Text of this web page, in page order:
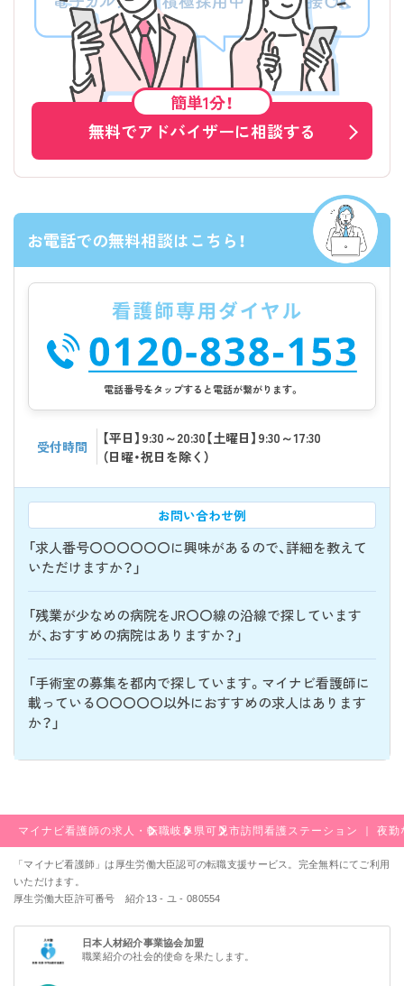
簡単1分！
無料でアドバイザーに相談する
お電話での無料相談はこちら！
電話番号をタップすると電話が繋がります。
受付時間
【平日】9:30～20:30【土曜日】9:30～17:30
（日曜・祝日を除く）
お問い合わせ例
「求人番号〇〇〇〇〇〇に興味があるので、詳細を教えて
いただけますか？」
「残業が少なめの病院をJR〇〇線の沿線で探しています
が、おすすめの病院はありますか？」
「手術室の募集を都内で探しています。マイナビ看護師に
載っている〇〇〇〇〇以外におすすめの求人はあります
か？」
マイナビ看護師の求人・転職岐阜県可児市訪問看護ステーション ｜ 夜
「マイナビ看護師」は厚生労働大臣認可の転職支援サービス。完全無料にてご利用
いただけます。
厚生労働大臣許可番号 紹介13 - ユ - 080554
日本人材紹介事業協会加盟
職業紹介の社会的使命を果たします。